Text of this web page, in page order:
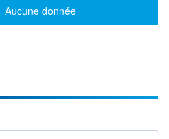
DERNIER ÉCHANGE
07.08.26 / 17:35:05
PER ESTIMÉ
Message d'information
Aucune donnée